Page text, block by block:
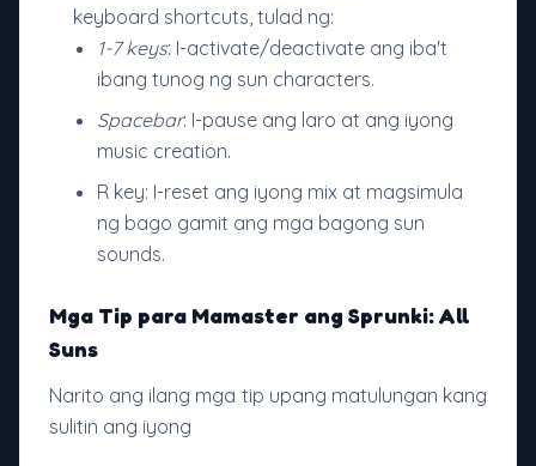
keyboard shortcuts, tulad ng:
1-7 keys: I-activate/deactivate ang iba't
ibang tunog ng sun characters.
Spacebar: I-pause ang laro at ang iyong
music creation.
R key: I-reset ang iyong mix at magsimula
ng bago gamit ang mga bagong sun
sounds.
Mga Tip para Mamaster ang Sprunki: All
Suns
Narito ang ilang mga tip upang matulungan kang
sulitin ang iyong